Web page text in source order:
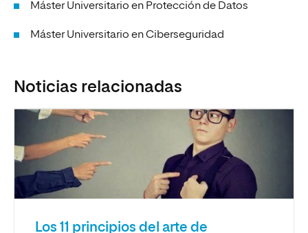
Máster Universitario en Protección de Datos
Máster Universitario en Ciberseguridad
Noticias relacionadas
Los 11 principios del arte de